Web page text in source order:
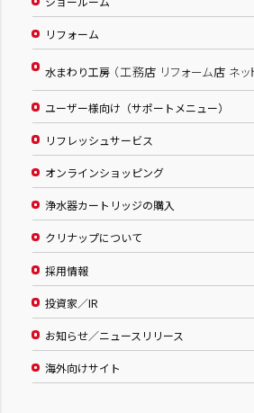
リフォーム
水まわり工房 （工務店 リフォーム店 ネッ
ユーザー様向け（サポートメニュー）
リフレッシュサービス
オンラインショッピング
浄水器カートリッジの購入
クリナップについて
採用情報
投資家／IR
お知らせ／ニュースリリース
海外向けサイト